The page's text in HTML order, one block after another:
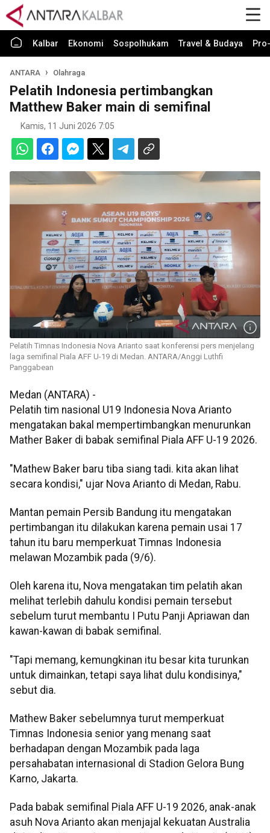
Kalbar Ekonomi Sospolhukam Travel & Budaya
ANTARA Olahraga
Pelatih Indonesia pertimbangkan
Matthew Baker main di semifinal
Kamis, 11 Juni 2026 7:05
Pelatih Timnas Indonesia Nova Arianto saat konferensi pers menjelang
laga semifinal Piala AFF U-19 di Medan. ANTARA/Anggi Luthfi
Panggabean
Medan (ANTARA) -
Pelatih tim nasional U19 Indonesia Nova Arianto
mengatakan bakal mempertimbangkan menurunkan
Mather Baker di babak semifinal Piala AFF U-19 2026.
"Mathew Baker baru tiba siang tadi. kita akan lihat
secara kondisi," ujar Nova Arianto di Medan, Rabu.
Mantan pemain Persib Bandung itu mengatakan
pertimbangan itu dilakukan karena pemain usai 17
tahun itu baru memperkuat Timnas Indonesia
melawan Mozambik pada (9/6).
Oleh karena itu, Nova mengatakan tim pelatih akan
melihat terlebih dahulu kondisi pemain tersebut
sebelum turut membantu I Putu Panji Apriawan dan
kawan-kawan di babak semifinal.
"Tapi memang, kemungkinan itu besar kita turunkan
untuk dimainkan, tetapi saya lihat dulu kondisinya,"
sebut dia.
Mathew Baker sebelumnya turut memperkuat
Timnas Indonesia senior yang menang saat
berhadapan dengan Mozambik pada laga
persahabatan internasional di Stadion Gelora Bung
Karno, Jakarta.
Pada babak semifinal Piala AFF U-19 2026, anak-anak
asuh Nova Arianto akan menjajal kekuatan Australia